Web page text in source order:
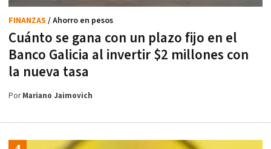
Cuánto se gana con un plazo fijo en el
Banco Galicia al invertir $2 millones con
la nueva tasa
FINANZAS / Ahorro en pesos
PorMariano Jaimovich